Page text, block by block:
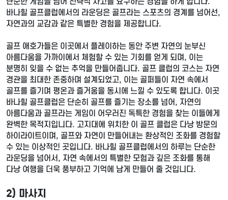
바나힐 골프클럽에서의 라운딩은 골프라는 스포츠의 경계를 넘어선,
자연과의 교감과 같은 특별한 경험을 제공합니다.
골프 애호가들은 이곳에서 플레이하는 동안 주변 자연의 눈부신
아름다움을 가까이에서 체험할 수 있는 기회를 얻게 되며, 이는
분명히 잊을 수 없는 추억을 만들어줍니다. 골프 클럽의 코스는 자연
경관을 최대한 존중하며 설계되었고, 이는 골퍼들이 자연 속에서
골프를 즐기며 평온과 즐거움을 동시에 느낄 수 있도록 합니다. 이곳
바나힐 골프클럽은 단순히 골프를 즐기는 장소를 넘어, 자연의
아름다움과 골프라는 게임이 어우러진 독특한 경험을 찾는 이들에게
완벽한 목적지입니다. 고지대에 위치한 이 골프 클럽은 다낭 방문의
하이라이트이며, 골프와 자연이 만들어내는 환상적인 조화를 경험할
수 있는 이상적인 곳입니다. 바나힐 골프클럽에서의 하루는 단순한
라운딩을 넘어서, 자연 속에서의 특별한 모험과 깊은 조화를 통해
다낭 여행을 더욱 풍부하고 기억에 남게 만들어 줄 것입니다.
2) 마사지